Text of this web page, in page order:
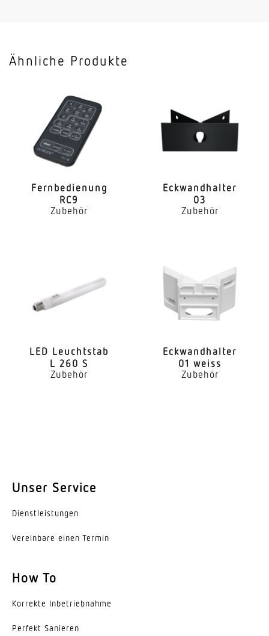
Ähnliche Produkte
Fern­be­dienung
RC9
Zubehör
Eckwand­halter
03
Zubehör
LED Leuchtstab
L 260 S
Zubehör
Eckwand­halter
01 weiss
Zubehör
Unser Service
Dienst­leis­tungen
Vereinbare einen Termin
How To
Korrekte Inbe­trieb­nahme
Perfekt Sanieren